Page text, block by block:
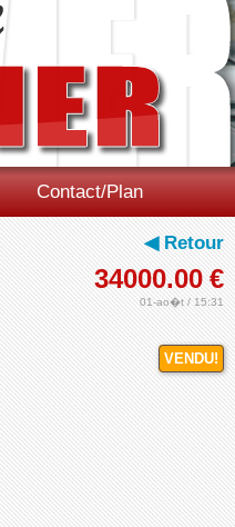
Contact/Plan
◀ Retour
34000.00 €
01-ao�t / 15:31
VENDU!